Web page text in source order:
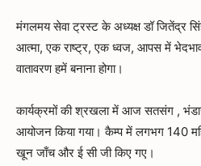
मंगलमय सेवा ट्रस्ट के अध्यक्ष डॉ जितेंद्र
आत्मा, एक राष्ट्र, एक ध्वज, आपस में
वातावरण हमें बनाना होगा।
कार्यक्रमों की श्रखला में आज सतसंग ,
आयोजन किया गया। कैम्प में लगभग 140
खून जाँच और ई सी जी किए गए।